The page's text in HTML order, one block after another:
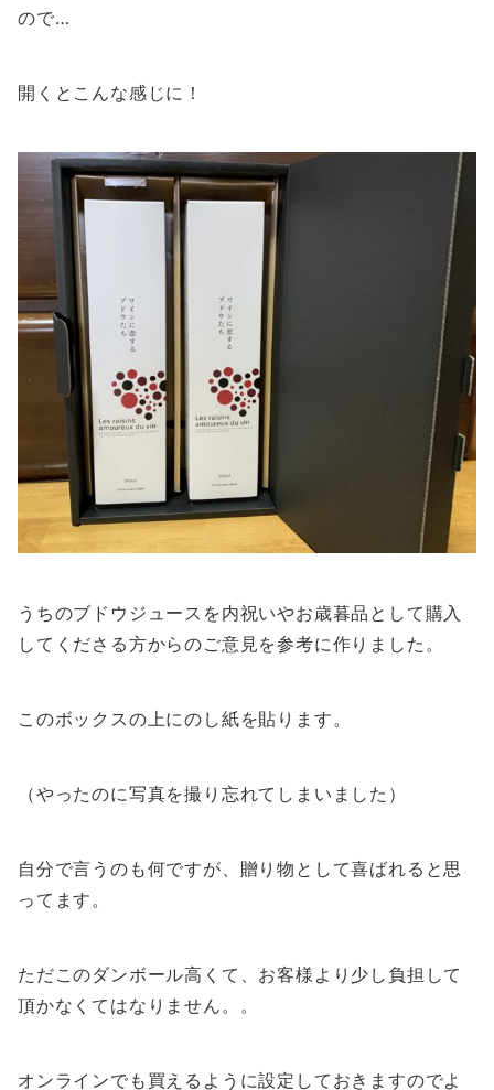
ので…
開くとこんな感じに！
うちのブドウジュースを内祝いやお歳暮品として購入
してくださる方からのご意見を参考に作りました。
このボックスの上にのし紙を貼ります。
（やったのに写真を撮り忘れてしまいました）
自分で言うのも何ですが、贈り物として喜ばれると思
ってます。
ただこのダンボール高くて、お客様より少し負担して
頂かなくてはなりません。。
オンラインでも買えるように設定しておきますのでよ